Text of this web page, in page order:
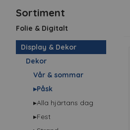
Sortiment
Folie & Digitalt
Display & Dekor
Dekor
Vår & sommar
▸Påsk
▸Alla hjärtans dag
▸Fest